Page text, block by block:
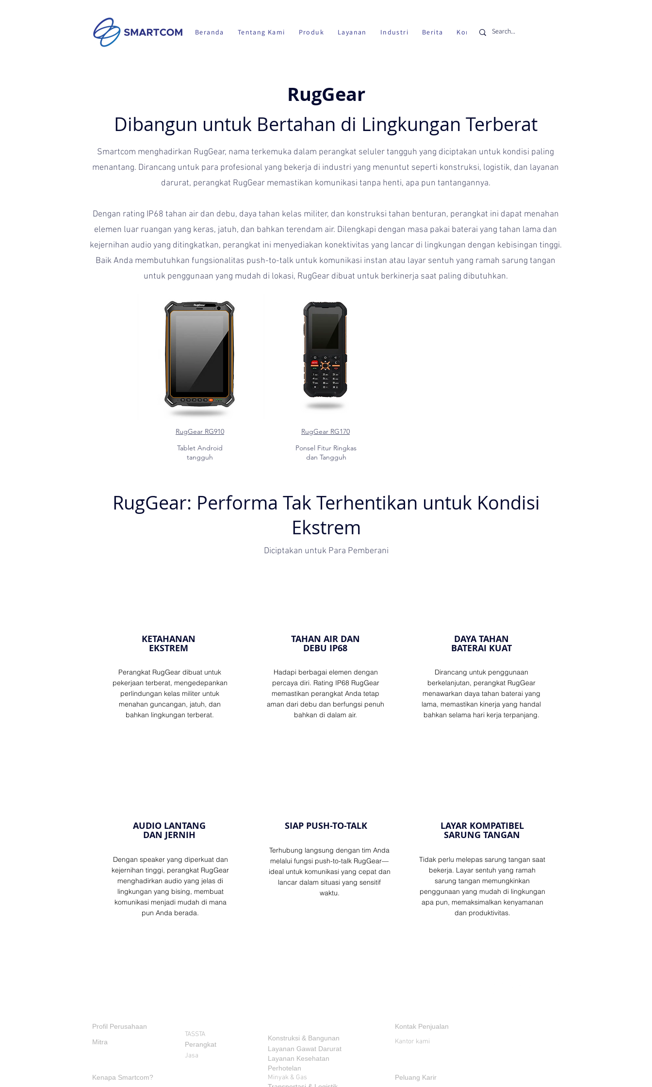
Beranda Tentang Kami Produk Layanan Industri Berita Kontak
RugGear
Dibangun untuk Bertahan di Lingkungan Terberat
Smartcom menghadirkan RugGear, nama terkemuka dalam perangkat seluler tangguh yang diciptakan untuk kondisi paling
menantang. Dirancang untuk para profesional yang bekerja di industri yang menuntut seperti konstruksi, logistik, dan layanan
darurat, perangkat RugGear memastikan komunikasi tanpa henti, apa pun tantangannya.
Dengan rating IP68 tahan air dan debu, daya tahan kelas militer, dan konstruksi tahan benturan, perangkat ini dapat menahan
elemen luar ruangan yang keras, jatuh, dan bahkan terendam air. Dilengkapi dengan masa pakai baterai yang tahan lama dan
kejernihan audio yang ditingkatkan, perangkat ini menyediakan konektivitas yang lancar di lingkungan dengan kebisingan tinggi.
Baik Anda membutuhkan fungsionalitas push-to-talk untuk komunikasi instan atau layar sentuh yang ramah sarung tangan
untuk penggunaan yang mudah di lokasi, RugGear dibuat untuk berkinerja saat paling dibutuhkan.
RugGear RG910
Tablet Android
tangguh
RugGear RG170
Ponsel Fitur Ringkas
dan Tangguh
RugGear: Performa Tak Terhentikan untuk Kondisi
Ekstrem
Diciptakan untuk Para Pemberani
KETAHANAN
EKSTREM
Perangkat RugGear dibuat untuk
pekerjaan terberat, mengedepankan
perlindungan kelas militer untuk
menahan guncangan, jatuh, dan
bahkan lingkungan terberat.
TAHAN AIR DAN
DEBU IP68
Hadapi berbagai elemen dengan
percaya diri. Rating IP68 RugGear
memastikan perangkat Anda tetap
aman dari debu dan berfungsi penuh
bahkan di dalam air.
DAYA TAHAN
BATERAI KUAT
Dirancang untuk penggunaan
berkelanjutan, perangkat RugGear
menawarkan daya tahan baterai yang
lama, memastikan kinerja yang handal
bahkan selama hari kerja terpanjang.
AUDIO LANTANG
DAN JERNIH
Dengan speaker yang diperkuat dan
kejernihan tinggi, perangkat RugGear
menghadirkan audio yang jelas di
lingkungan yang bising, membuat
komunikasi menjadi mudah di mana
pun Anda berada.
SIAP PUSH-TO-TALK
Terhubung langsung dengan tim Anda
melalui fungsi push-to-talk RugGear—
ideal untuk komunikasi yang cepat dan
lancar dalam situasi yang sensitif
waktu.
LAYAR KOMPATIBEL
SARUNG TANGAN
Tidak perlu melepas sarung tangan saat
bekerja. Layar sentuh yang ramah
sarung tangan memungkinkan
penggunaan yang mudah di lingkungan
apa pun, memaksimalkan kenyamanan
dan produktivitas.
Profil Perusahaan
Mitra
Kenapa Smartcom?
TASSTA
Perangkat
Jasa
Konstruksi & Bangunan
Layanan Gawat Darurat
Layanan Kesehatan
Perhotelan
Minyak & Gas
Kontak Penjualan
Kantor kami
Peluang Karir